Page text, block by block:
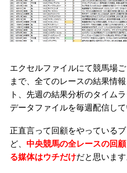
エクセルファイルにて競馬場
まで、全てのレースの結果情
ト、先週の結果分析のタイム
データファイルを毎週配信して
正直言って回顧をやっている
ど、 中央競馬の全レースの回
る媒体はウチだけだと思います